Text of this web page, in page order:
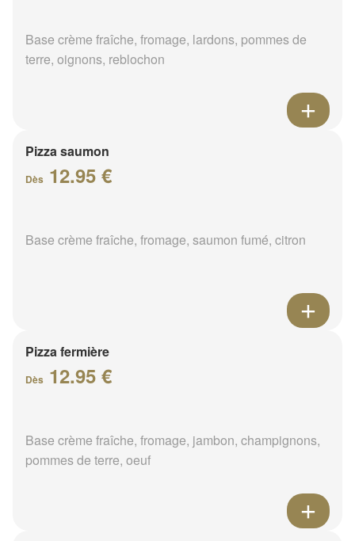
Base crème fraîche, fromage, lardons, pommes de
terre, oignons, reblochon
Pizza saumon
Dès 12.95 €
Base crème fraîche, fromage, saumon fumé, citron
Pizza fermière
Dès 12.95 €
Base crème fraîche, fromage, jambon, champignons,
pommes de terre, oeuf